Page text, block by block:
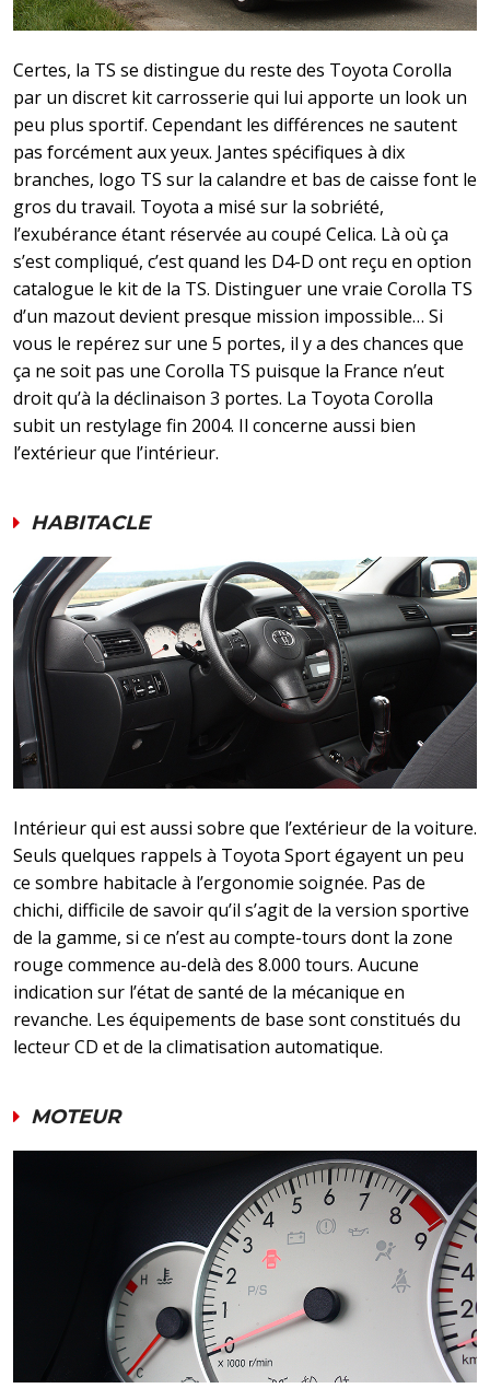
Certes, la TS se distingue du reste des Toyota Corolla
par un discret kit carrosserie qui lui apporte un look un
peu plus sportif. Cependant les différences ne sautent
pas forcément aux yeux. Jantes spécifiques à dix
branches, logo TS sur la calandre et bas de caisse font le
gros du travail. Toyota a misé sur la sobriété,
l’exubérance étant réservée au coupé Celica. Là où ça
s’est compliqué, c’est quand les D4-D ont reçu en option
catalogue le kit de la TS. Distinguer une vraie Corolla TS
d’un mazout devient presque mission impossible… Si
vous le repérez sur une 5 portes, il y a des chances que
ça ne soit pas une Corolla TS puisque la France n’eut
droit qu’à la déclinaison 3 portes. La Toyota Corolla
subit un restylage fin 2004. Il concerne aussi bien
l’extérieur que l’intérieur.
HABITACLE
Intérieur qui est aussi sobre que l’extérieur de la voiture.
Seuls quelques rappels à Toyota Sport égayent un peu
ce sombre habitacle à l’ergonomie soignée. Pas de
chichi, difficile de savoir qu’il s’agit de la version sportive
de la gamme, si ce n’est au compte-tours dont la zone
rouge commence au-delà des 8.000 tours. Aucune
indication sur l’état de santé de la mécanique en
revanche. Les équipements de base sont constitués du
lecteur CD et de la climatisation automatique.
MOTEUR